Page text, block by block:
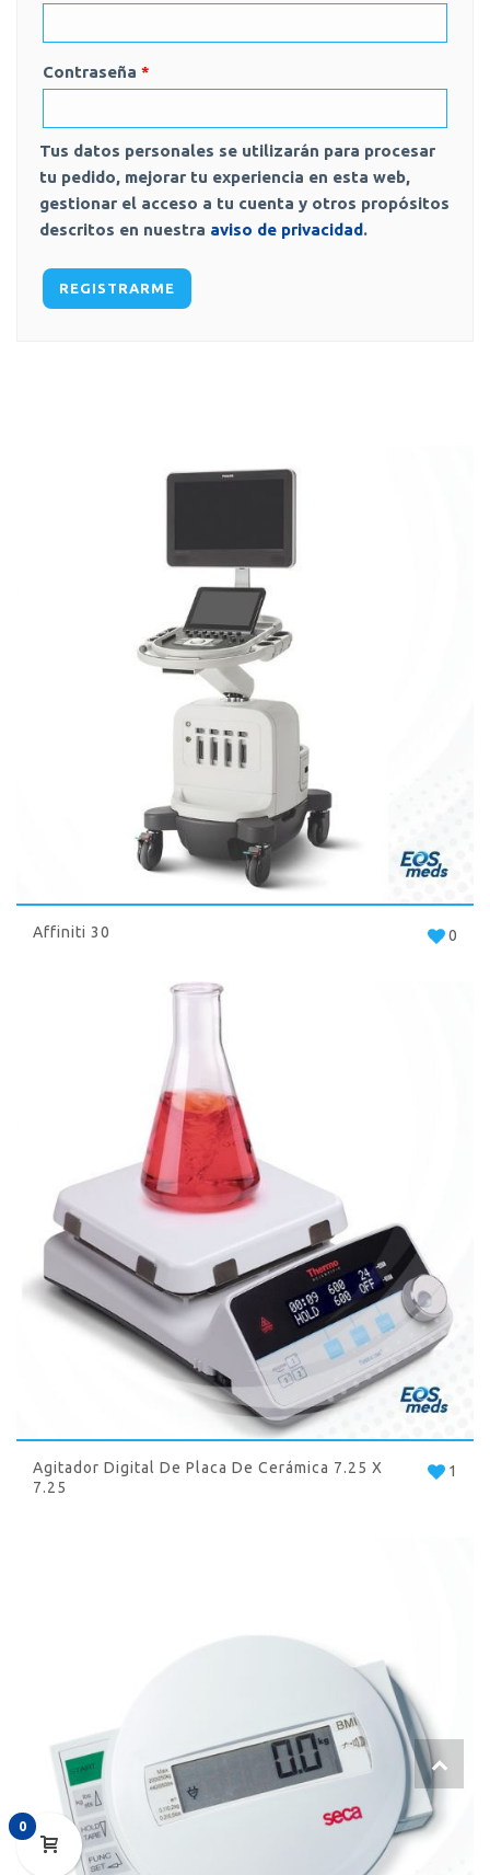
Contraseña *
Tus datos personales se utilizarán para procesar
tu pedido, mejorar tu experiencia en esta web,
gestionar el acceso a tu cuenta y otros propósitos
descritos en nuestra aviso de privacidad.
REGISTRARME
0
Affiniti 30
1
Agitador Digital De Placa De Cerámica 7.25 X
7.25
0